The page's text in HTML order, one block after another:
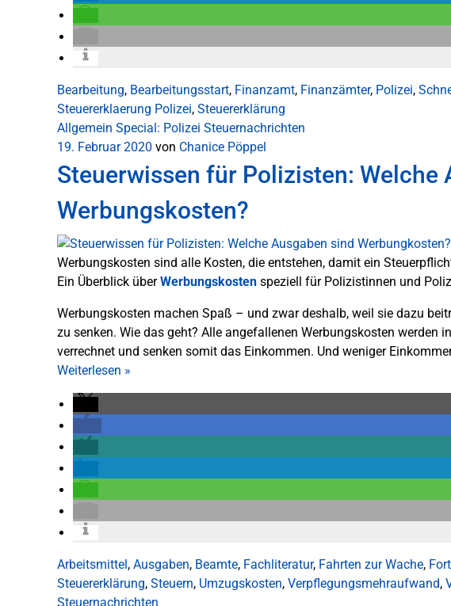
Bearbeitung, Bearbeitungsstart, Finanzamt, Finanzämter, Polizei,
Steuererklaerung Polizei, Steuererklärung
Allgemein Special: Polizei Steuernachrichten
19. Februar 2020 von Chanice Pöppel
Steuerwissen für Polizisten: Welche
Werbungskosten?
Werbungskosten sind alle Kosten, die entstehen, damit ein
Ein Überblick überWerbungskosten speziell für Polizistinnen und
Werbungskosten machen Spaß – und zwar deshalb, weil sie dazu
zu senken. Wie das geht? Alle angefallenen Werbungskosten werden
verrechnet und senken somit das Einkommen. Und weniger
Weiterlesen »
Arbeitsmittel , Ausgaben, Beamte, Fachliteratur, Fahrten zur Wache,
Steuererklärung, Steuern, Umzugskosten, Verpflegungsmehraufwand,
Steuernachrichten